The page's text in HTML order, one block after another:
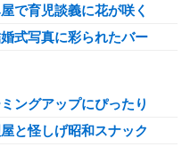
で育児談義に花が咲く
式写真に彩られたバー
ングアップにぴったり
と怪しげ昭和スナック